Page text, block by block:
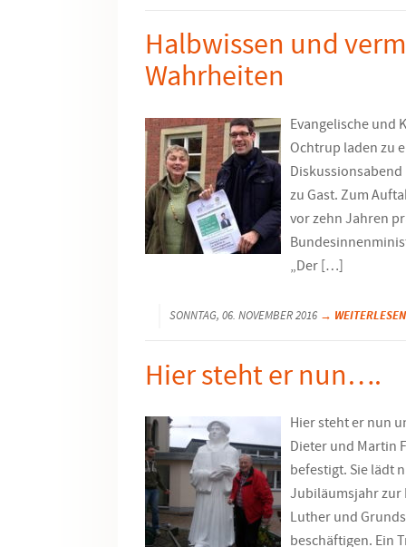
Halbwissen und
Wahrheiten
Evangelische und
Ochtrup laden zu
Diskussionsabend
zu Gast. Zum
vor zehn Jahren
„Der […]
SONNTAG, 06. NOVEMBER 2016 → WEITERLESEN
Hier steht er nun….
Hier steht er nun
Dieter und Martin
befestigt. Sie lädt
Jubiläumsjahr zur
Luther und
beschäftigen. Ein